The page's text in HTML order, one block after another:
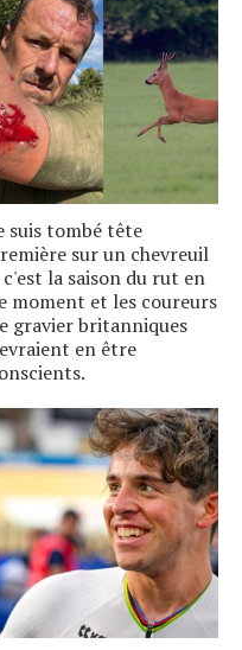
suis tombé tête
sur un chevreuil
c'est la saison du rut en
moment et les coureurs
gravier britanniques
en être